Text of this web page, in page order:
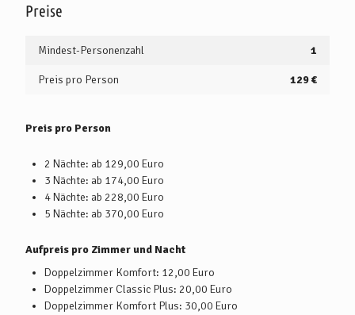
Preise
Mindest-Personenzahl 1
Preis pro Person 129 €
Preis pro Person
2 Nächte: ab 129,00 Euro
3 Nächte: ab 174,00 Euro
4 Nächte: ab 228,00 Euro
5 Nächte: ab 370,00 Euro
Aufpreis pro Zimmer und Nacht
Doppelzimmer Komfort: 12,00 Euro
Doppelzimmer Classic Plus: 20,00 Euro
Doppelzimmer Komfort Plus: 30,00 Euro